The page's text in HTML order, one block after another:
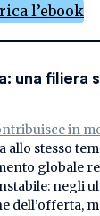
l’ebook
una filiera
in
allo stesso
globale
negli
dell’offerta,